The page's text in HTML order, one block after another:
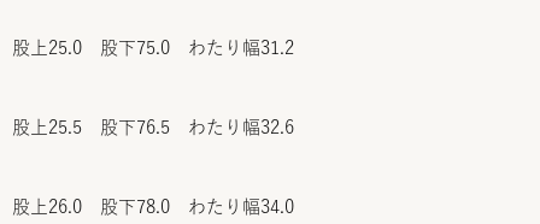
股上25.0 股下75.0 わたり幅31.2
股上25.5 股下76.5 わたり幅32.6
股上26.0 股下78.0 わたり幅34.0